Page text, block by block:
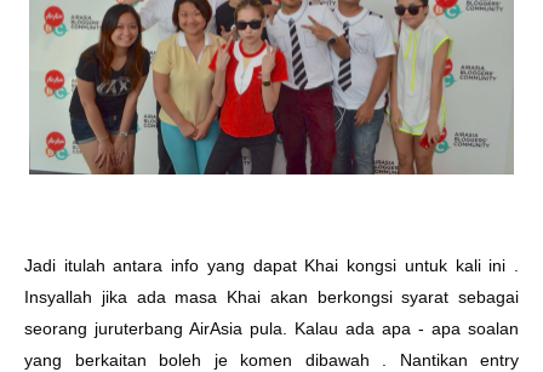
Jadi itulah antara info yang dapat Khai kongsi untuk kali ini .
Insyallah jika ada masa Khai akan berkongsi syarat sebagai
seorang juruterbang AirAsia pula. Kalau ada apa - apa soalan
yang berkaitan boleh je komen dibawah . Nantikan entry